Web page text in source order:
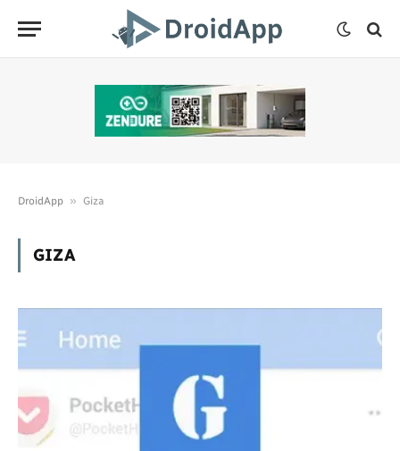
DroidApp » Giza
GIZA